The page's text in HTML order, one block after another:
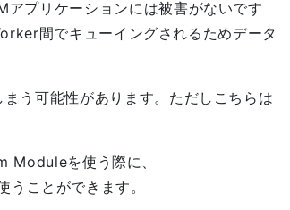
プリケーションには被害がないです
間でキューイングされるためデータ
う可能性があります。ただしこちらは
Moduleを使う際に、
ことができます。